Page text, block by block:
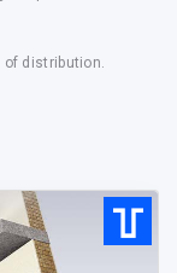
of distribution.